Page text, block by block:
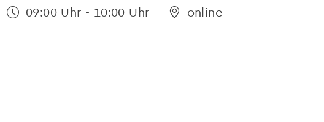
09:00 Uhr - 10:00 Uhr online